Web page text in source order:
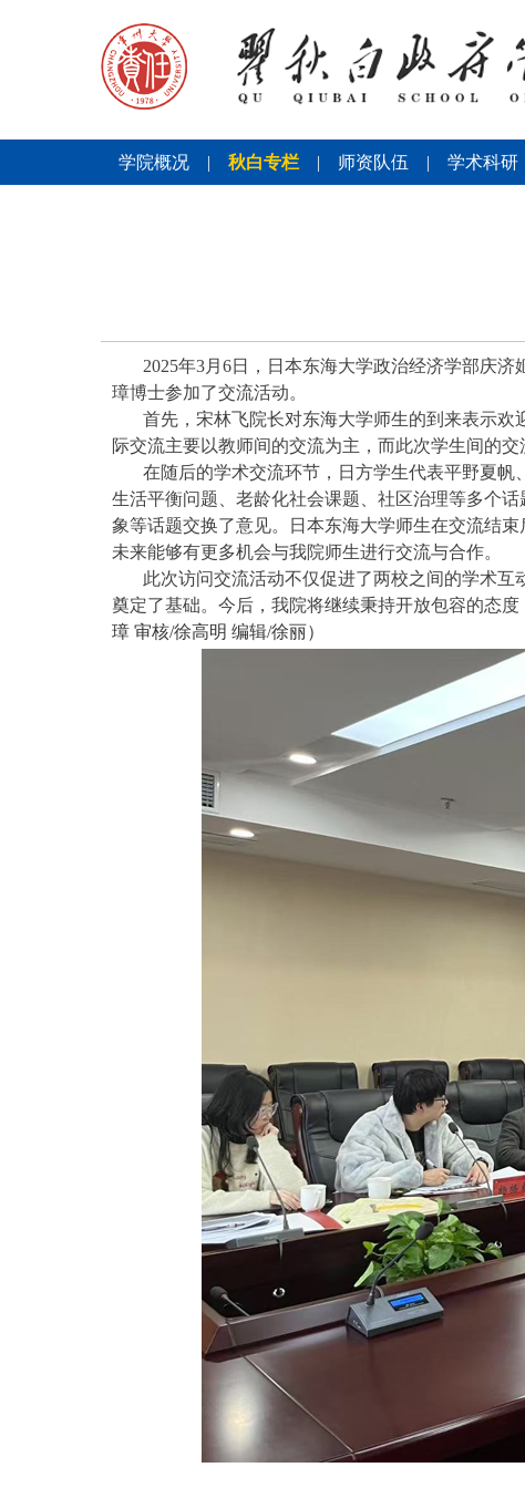
学院概况 | 秋白专栏 | 师资队伍 | 学术科研
2025年3月 6日，日本东海大学政治经济学部庆济
璋博士参加了交流活动。
首先，宋林飞院长对东海大学师生的到来表示
际交流主要以教师间的交流为主，而此次学生间的
在随后的学术交流环节，日方学生代表平野夏
生活平衡问题、老龄化社会课题、社区治理等多个
象等话题交换了意见。日本东海大学师生在交流结
未来能够有更多机会与我院师生进行交流与合作。
此次访问交流活动不仅促进了两校之间的学术
奠定了基础。今后，我院将继续秉持开放包容的态
璋 审核/徐高明 编辑/徐丽）